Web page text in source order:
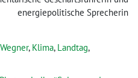
energiepolitische Sprecherin
, Klima, Landtag,